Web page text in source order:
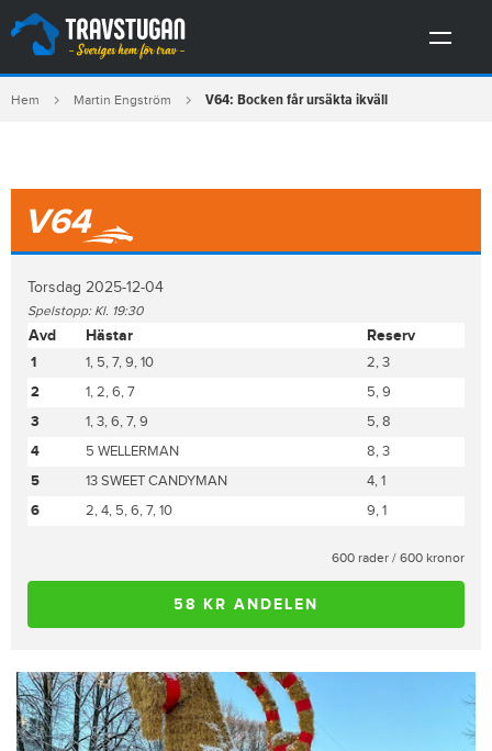
Hem Martin Engström V64: Bocken får ursäkta ikväll
V64
Torsdag 2025-12-04
Spelstopp: Kl. 19:30
Avd Hästar Reserv
1 1, 5, 7, 9, 10
2, 3
2
1, 2, 6, 7
5, 9
3
1, 3, 6, 7, 9
5, 8
4
5 WELLERMAN
8, 3
5
13 SWEET CANDYMAN
4, 1
6
2, 4, 5, 6, 7, 10 9, 1
600 rader / 600 kronor
58 KR ANDELEN